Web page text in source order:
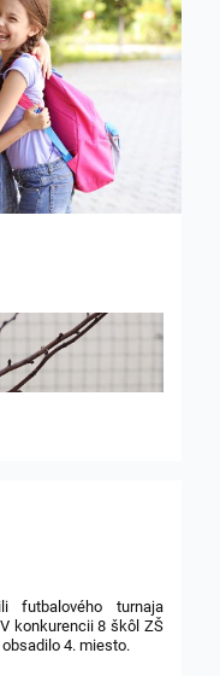
futbalového turnaja
konkurencii 8 škôl ZŠ
4. miesto.